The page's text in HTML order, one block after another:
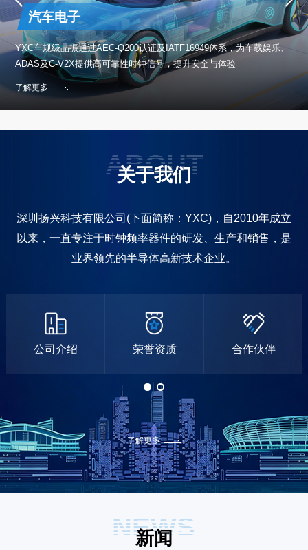
汽车电子
YXC车规级晶振通过AEC-Q200认证及IATF16949体系，为车载娱乐、
ADAS及C-V2X提供高可靠性时钟信号，提升安全与体验
了解更多
ABOUT
关于我们
深圳扬兴科技有限公司(下面简称：YXC)，自2010年成立
以来，一直专注于时钟频率器件的研发、生产和销售，是
业界领先的半导体高新技术企业。
公司介绍 荣誉资质 合作伙伴
了解更多
NEWS
新闻